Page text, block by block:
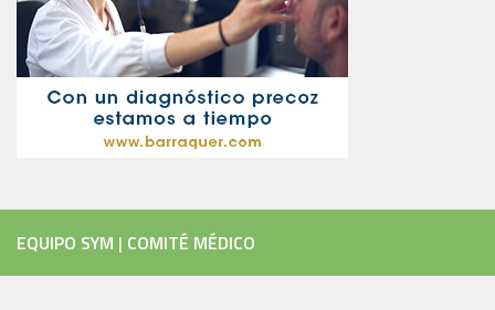
EQUIPO SYM | COMITÉ MÉDICO